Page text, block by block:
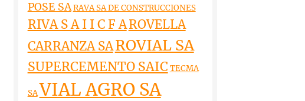
POSE SARAVA SA DE CONSTRUCCIONES
RIVA S A I I C F AROVELLA
CARRANZA SAROVIAL SA
SUPERCEMENTO SAIC TECMA
SAVIAL AGRO SA